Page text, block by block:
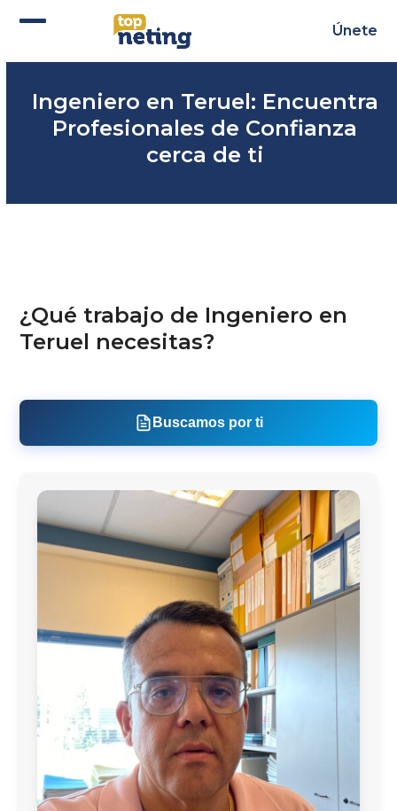
Únete
móvil
móvil
Ingeniero en Teruel: Encuentra
Profesionales de Confianza
cerca de ti
¿Qué trabajo de Ingeniero en
Teruel necesitas?
Buscamos por ti